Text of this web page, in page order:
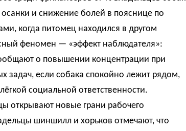
и снижение болей в пояснице по
когда питомец находился в другом
феномен — «эффект наблюдателя»:
о повышении концентрации при
задач, если собака спокойно лежит рядом,
социальной ответственности.
открывают новые грани рабочего
шиншилл и хорьков отмечают, что